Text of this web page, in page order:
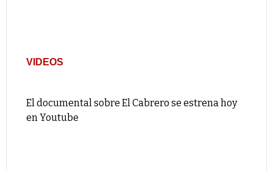
VIDEOS
El documental sobre El Cabrero se estrena hoy
en Youtube